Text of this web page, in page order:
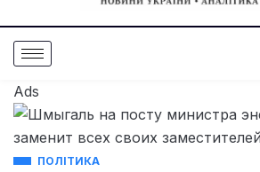
Ads
ПОЛІТИКА